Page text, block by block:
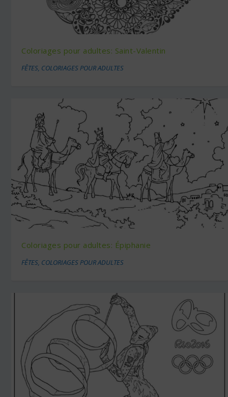
Coloriages pour adultes: Saint-Valentin
FÊTES COLORIAGES POUR ADULTES
Coloriages pour adultes: Épiphanie
FÊTES, COLORIAGES POUR ADULTES